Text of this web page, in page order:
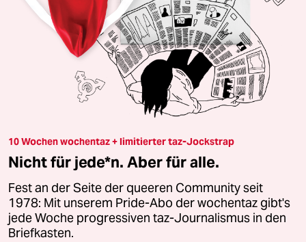
10 Wochen wochentaz + limitierter taz-Jockstrap
Nicht für jede*n. Aber für alle.
Fest an der Seite der queeren Community seit
1978: Mit unserem Pride-Abo der wochentaz gibt's
jede Woche progressiven taz-Journalismus in den
Briefkasten.